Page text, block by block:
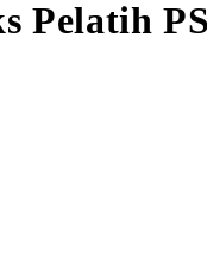
Pelatih